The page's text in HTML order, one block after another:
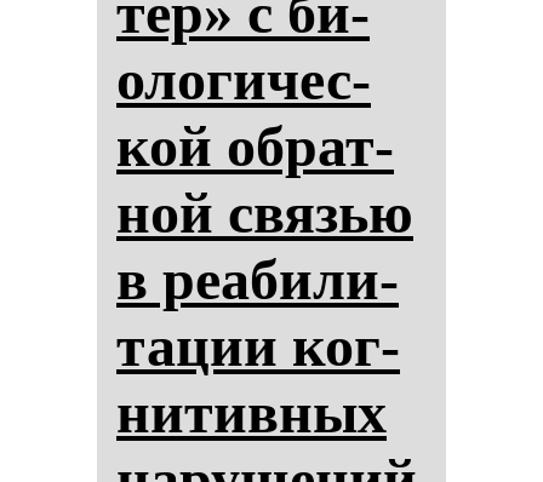
оло­ги­чес­
кой об­рат­
ной связью
в ре­аби­ли­
та­ции ког­
ни­тив­ных